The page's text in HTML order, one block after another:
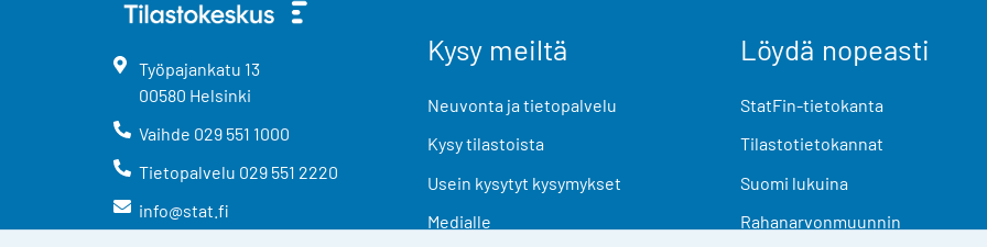
Työpajankatu 13
00580 Helsinki
Vaihde 029 551 1000
Tietopalvelu 029 551 2220
info@stat.fi
Kysy meiltä
Neuvonta ja tietopalvelu
Kysy tilastoista
Usein kysytyt kysymykset
Medialle
Löydä nopeasti
StatFin-tietokanta
Tilastotietokannat
Suomi lukuina
Rahanarvonmuunnin